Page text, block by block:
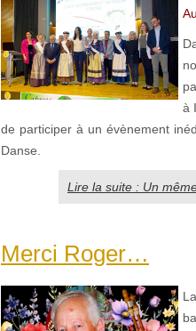
à
de participer à un évènement
Danse.
Lire la suite : Un
Merci Roger…